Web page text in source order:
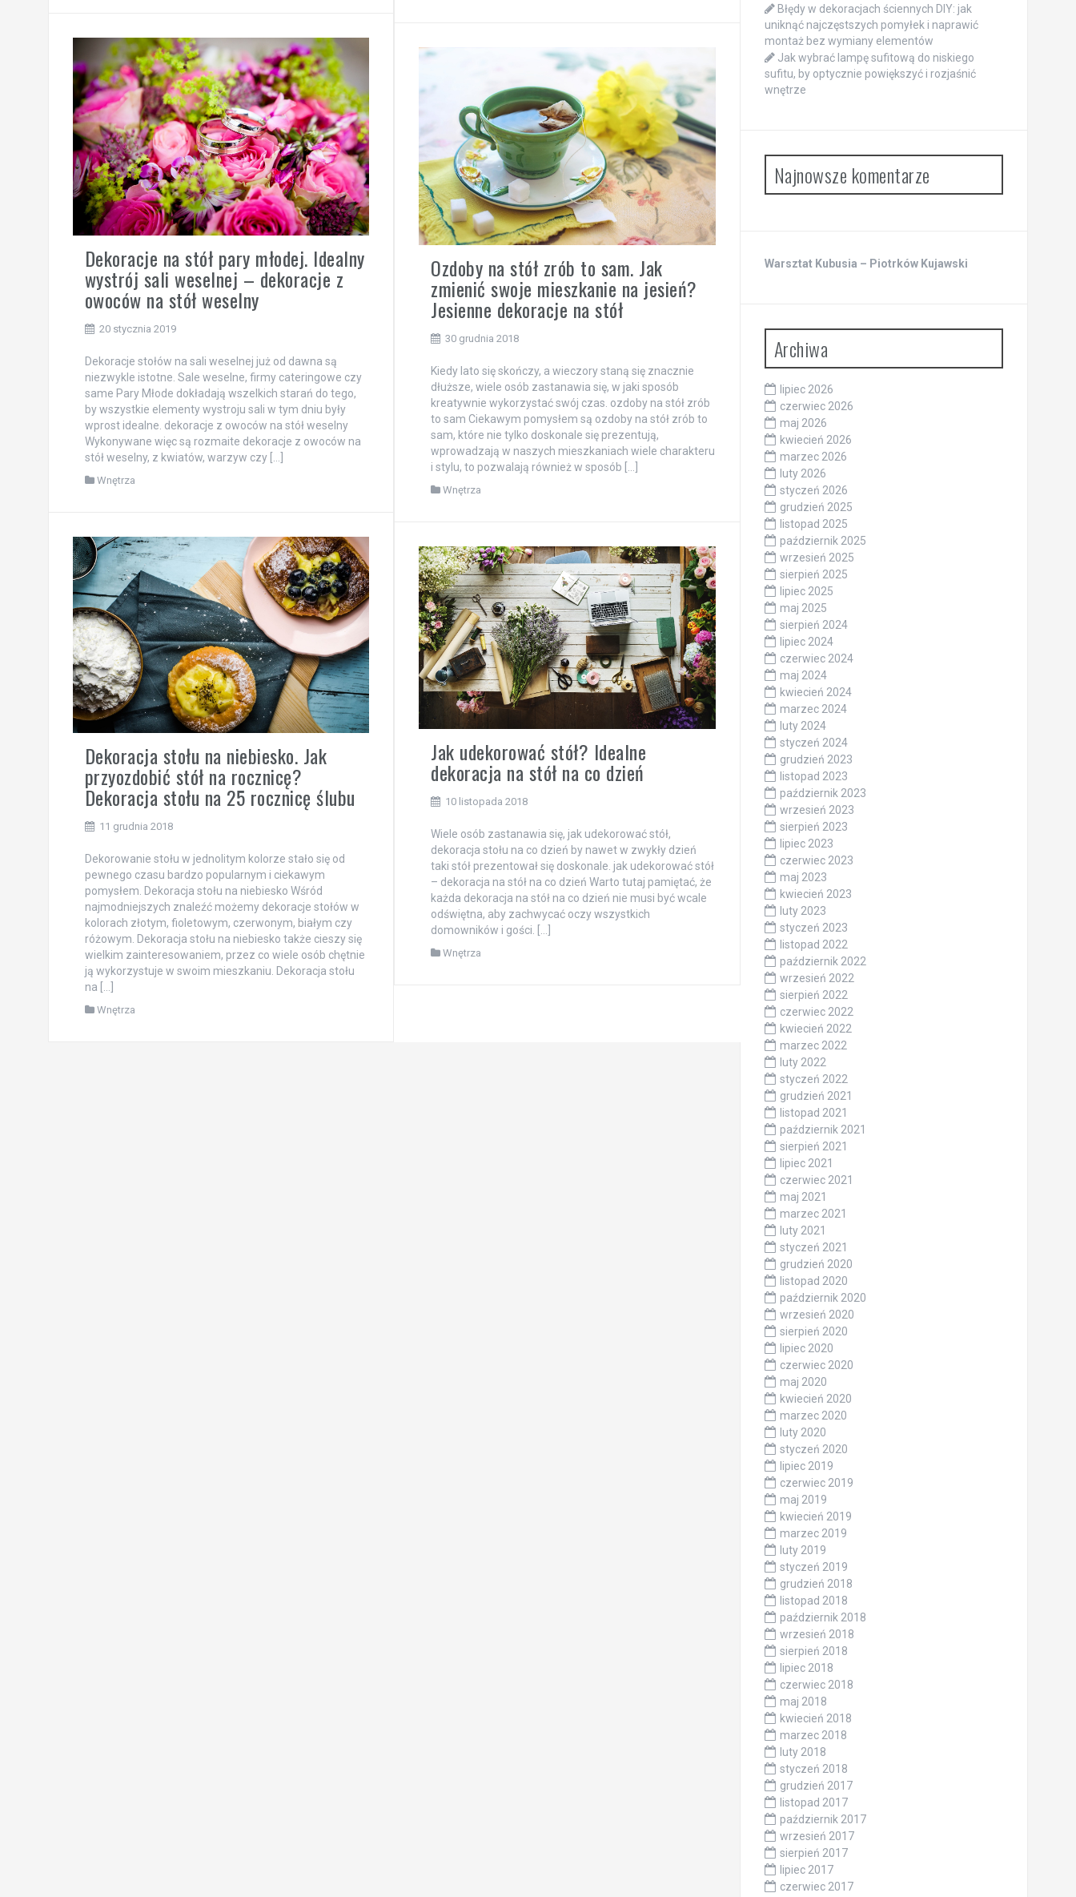
Dekoracje na stół pary młodej. Idealny
wystrój sali weselnej – dekoracje z
owoców na stół weselny
20 stycznia 2019
Dekoracje stołów na sali weselnej już od dawna są
niezwykle istotne. Sale weselne, firmy cateringowe czy
same Pary Młode dokładają wszelkich starań do tego,
by wszystkie elementy wystroju sali w tym dniu były
wprost idealne. dekoracje z owoców na stół weselny
Wykonywane więc są rozmaite dekoracje z owoców na
stół weselny, z kwiatów, warzyw czy […]
Wnętrza
Ozdoby na stół zrób to sam. Jak
zmienić swoje mieszkanie na jesień?
Jesienne dekoracje na stół
30 grudnia 2018
Kiedy lato się skończy, a wieczory staną się znacznie
dłuższe, wiele osób zastanawia się, w jaki sposób
kreatywnie wykorzystać swój czas. ozdoby na stół zrób
to sam Ciekawym pomysłem są ozdoby na stół zrób to
sam, które nie tylko doskonale się prezentują,
wprowadzają w naszych mieszkaniach wiele charakteru
i stylu, to pozwalają również w sposób […]
Wnętrza
Dekoracja stołu na niebiesko. Jak
przyozdobić stół na rocznicę?
Dekoracja stołu na 25 rocznicę ślubu
11 grudnia 2018
Dekorowanie stołu w jednolitym kolorze stało się od
pewnego czasu bardzo popularnym i ciekawym
pomysłem. Dekoracja stołu na niebiesko Wśród
najmodniejszych znaleźć możemy dekoracje stołów w
kolorach złotym, fioletowym, czerwonym, białym czy
różowym. Dekoracja stołu na niebiesko także cieszy się
wielkim zainteresowaniem, przez co wiele osób chętnie
ją wykorzystuje w swoim mieszkaniu. Dekoracja stołu
na […]
Wnętrza
Jak udekorować stół? Idealne
dekoracja na stół na co dzień
10 listopada 2018
Wiele osób zastanawia się, jak udekorować stół,
dekoracja stołu na co dzień by nawet w zwykły dzień
taki stół prezentował się doskonale. jak udekorować stół
– dekoracja na stół na co dzień Warto tutaj pamiętać, że
każda dekoracja na stół na co dzień nie musi być wcale
odświętna, aby zachwycać oczy wszystkich
domowników i gości. […]
Wnętrza
Błędy w dekoracjach ściennych DIY: jak
uniknąć najczęstszych pomyłek i naprawić
montaż bez wymiany elementów
Jak wybrać lampę sufitową do niskiego
sufitu, by optycznie powiększyć i rozjaśnić
wnętrze
Najnowsze komentarze
Warsztat Kubusia – Piotrków Kujawski
Archiwa
lipiec 2026
czerwiec 2026
maj 2026
kwiecień 2026
marzec 2026
luty 2026
styczeń 2026
grudzień 2025
listopad 2025
październik 2025
wrzesień 2025
sierpień 2025
lipiec 2025
maj 2025
sierpień 2024
lipiec 2024
czerwiec 2024
maj 2024
kwiecień 2024
marzec 2024
luty 2024
styczeń 2024
grudzień 2023
listopad 2023
październik 2023
wrzesień 2023
sierpień 2023
lipiec 2023
czerwiec 2023
maj 2023
kwiecień 2023
luty 2023
styczeń 2023
listopad 2022
październik 2022
wrzesień 2022
sierpień 2022
czerwiec 2022
kwiecień 2022
marzec 2022
luty 2022
styczeń 2022
grudzień 2021
listopad 2021
październik 2021
sierpień 2021
lipiec 2021
czerwiec 2021
maj 2021
marzec 2021
luty 2021
styczeń 2021
grudzień 2020
listopad 2020
październik 2020
wrzesień 2020
sierpień 2020
lipiec 2020
czerwiec 2020
maj 2020
kwiecień 2020
marzec 2020
luty 2020
styczeń 2020
lipiec 2019
czerwiec 2019
maj 2019
kwiecień 2019
marzec 2019
luty 2019
styczeń 2019
grudzień 2018
listopad 2018
październik 2018
wrzesień 2018
sierpień 2018
lipiec 2018
czerwiec 2018
maj 2018
kwiecień 2018
marzec 2018
luty 2018
styczeń 2018
grudzień 2017
listopad 2017
październik 2017
wrzesień 2017
sierpień 2017
lipiec 2017
czerwiec 2017